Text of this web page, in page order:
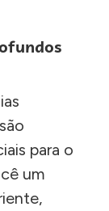
para o
um